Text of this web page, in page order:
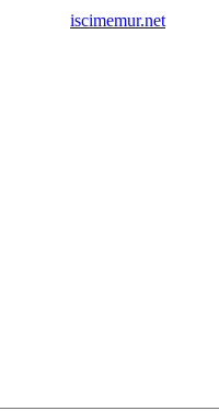
iscimemur.net